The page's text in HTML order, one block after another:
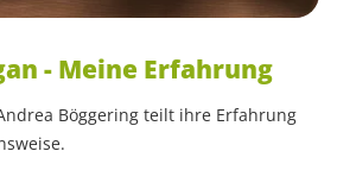
- Meine Erfahrung
Böggering teilt ihre Erfahrung